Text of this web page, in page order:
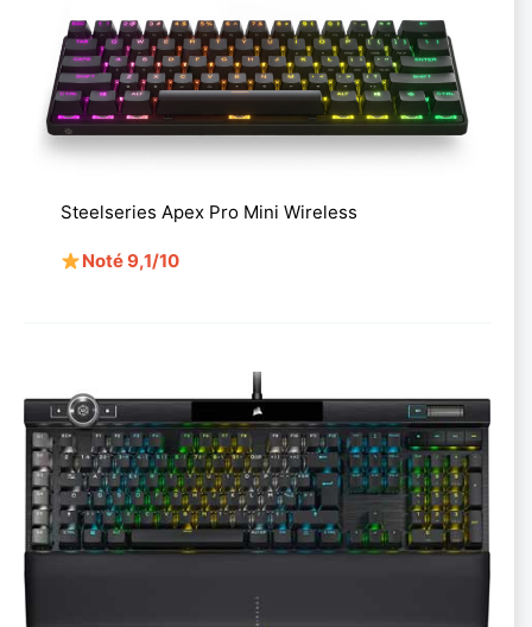
Steelseries Apex Pro Mini Wireless
Noté 9,1/10